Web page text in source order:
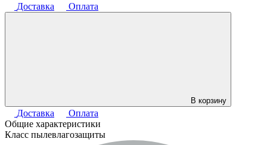
Доставка
Оплата
В корзину
Доставка
Оплата
Общие характеристики
Класс пылевлагозащиты